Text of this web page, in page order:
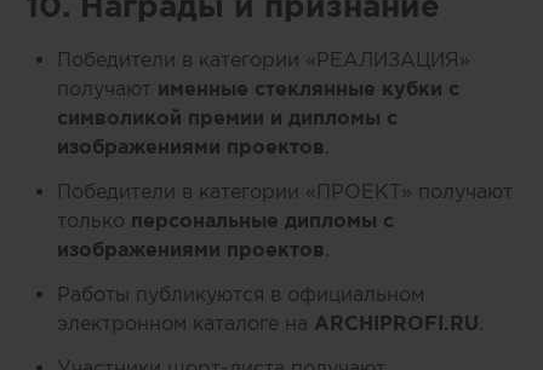
Победители в категории «РЕАЛИЗАЦИЯ»
получают именные стеклянные кубки с
символикой премии и дипломы с
изображениями проектов
Победители в категории «ПРОЕКТ» получают
только персональные дипломы с
изображениями проектов
Работы публикуются в официальном
электронном каталоге на ARCHIPROFI.RU